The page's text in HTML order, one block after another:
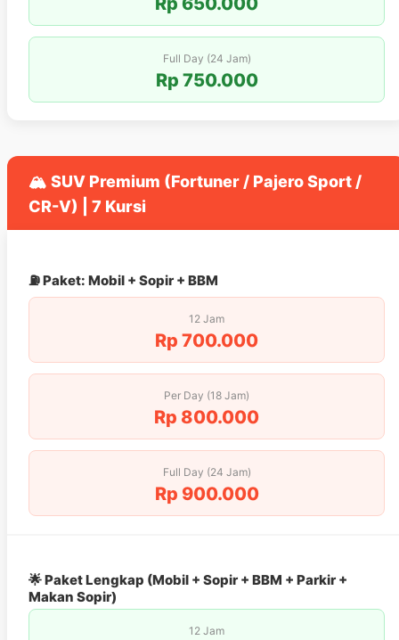
Full Day (24 Jam)
Rp 750.000
🏔️ SUV Premium (Fortuner / Pajero Sport /
CR-V) | 7 Kursi
⛽ Paket: Mobil + Sopir + BBM
12 Jam
Rp 700.000
Per Day (18 Jam)
Rp 800.000
Full Day (24 Jam)
Rp 900.000
🌟 Paket Lengkap (Mobil + Sopir + BBM + Parkir +
Makan Sopir)
12 Jam